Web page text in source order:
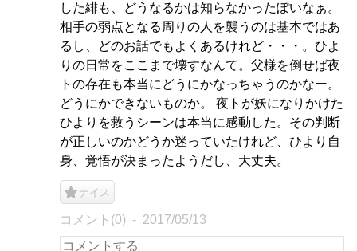
した緋も、どうなるかは知らなかったぽいなぁ。
相手の弱点となる周りの人を襲うのは基本ではあ
るし、どのお話でもよくあるけれど・・・。ひよ
りの日常をここまで壊すなんて。父様を倒せば夜
トの存在も本当にどうにかなっちゃうのかなー。
どうにかできないものか。 夜トが妖になりかけた
ひよりを救うシーンは本当に感動した。その判断
が正しいのかどうか迷っていたけれど、ひより自
身、覚悟が決まったようだし、大丈夫。
ナイス
コメント(0) 2017/05/13